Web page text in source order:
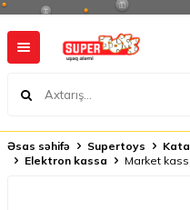
Əsas səhifə Supertoys
Elektron kassa
Market